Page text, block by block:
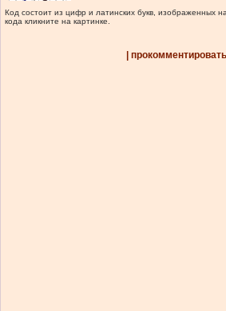
Код состоит из цифр и латинских букв, изображенных
кода кликните на картинке.
| прокомментировать |